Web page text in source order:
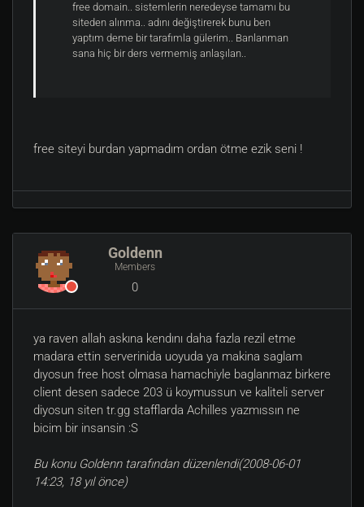
free domain.. sistemlerin neredeyse tamamı bu
siteden alınma.. adını değiştirerek bunu ben
yaptım deme bir tarafımla gülerim.. Banlanman
sana hiç bir ders vermemiş anlaşılan..
free siteyi burdan yapmadım ordan ötme ezik seni !
Goldenn
Members
0
ya raven allah askına kendını daha fazla rezil etme
madara ettin serverinida uoyuda ya makina saglam
dıyosun free host olmasa hamachiyle baglanmaz birkere
client desen sadece 203 ü koymussun ve kaliteli server
diyosun siten tr.gg stafflarda Achilles yazmıssın ne
bicim bir insansin :S
Bu konu Goldenn tarafından düzenlendi(2008-06-01
14:23, 18 yıl önce)